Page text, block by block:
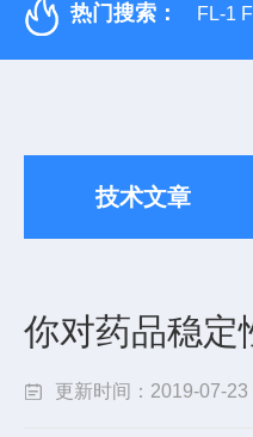
热门搜索： FL-1
技术文章
你对药品稳定
更新时间：2019-07-23